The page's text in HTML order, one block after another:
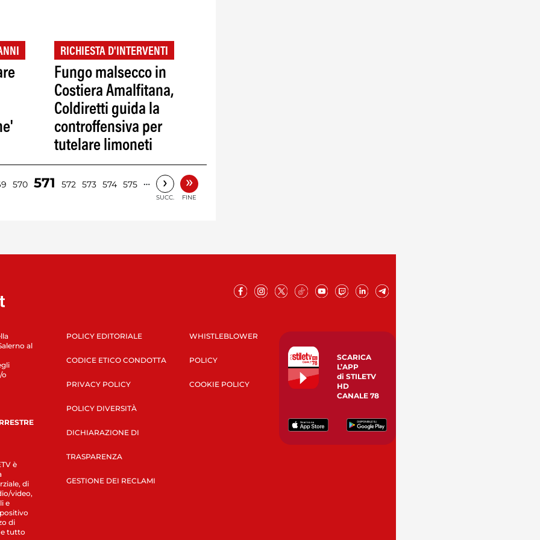
RICHIESTA D'INTERVENTI
Fungo malsecco in
Costiera Amalfitana,
Coldiretti guida la
controffensiva per
tutelare limoneti
570 571 572 573 574 575 … ›
SUCC.
»
FINE
al
o
è
di
video,
e
di
tutto
POLICY EDITORIALE
CODICE ETICO CONDOTTA
PRIVACY POLICY
POLICY DIVERSITÀ
DICHIARAZIONE DI
TRASPARENZA
GESTIONE DEI RECLAMI
WHISTLEBLOWER
POLICY
COOKIE POLICY
SCARICA
L’APP
di STILETV
HD
CANALE 78